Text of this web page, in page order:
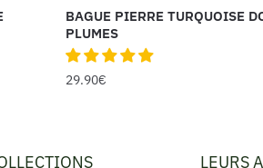
BAGUE PIERRE TURQUOISE
PLUMES
29.90€
LEURS